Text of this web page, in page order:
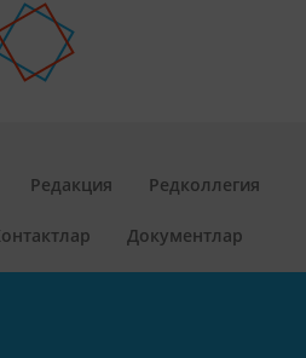
Редакция Редколлегия
Документлар